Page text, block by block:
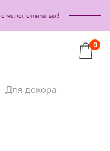
может отличаться!
0
Для декора